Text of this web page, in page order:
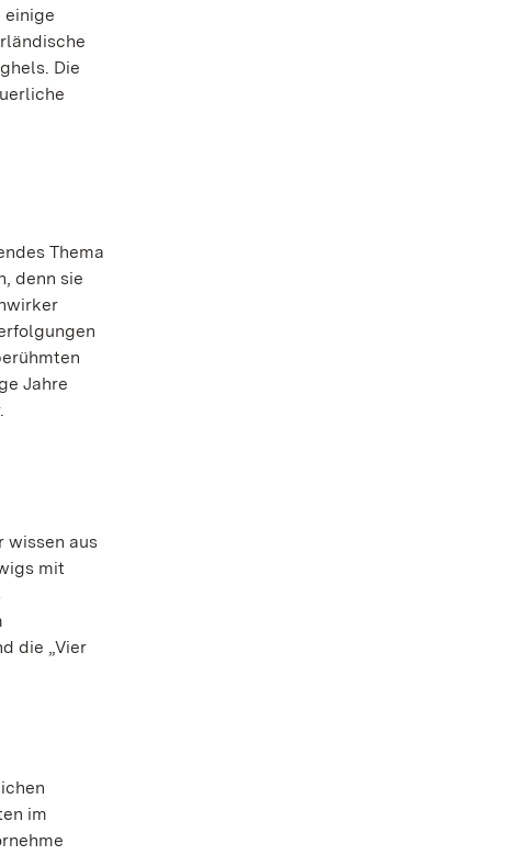
einige
Die
Thema
denn sie
Jahre
wissen aus
mit
die „Vier
im